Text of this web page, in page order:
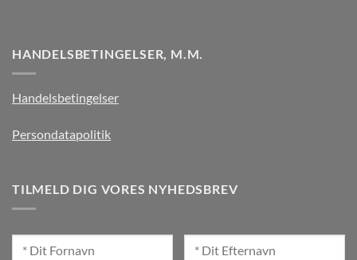
HANDELSBETINGELSER, M.M.
Handelsbetingelser
Persondatapolitik
TILMELD DIG VORES NYHEDSBREV